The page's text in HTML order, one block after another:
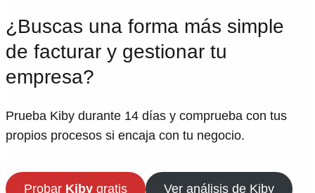
¿Buscas una forma más simple
de facturar y gestionar tu
empresa?
Prueba Kiby durante 14 días y comprueba con tus
propios procesos si encaja con tu negocio.
Probar Kibygratis Ver análisis de Kiby